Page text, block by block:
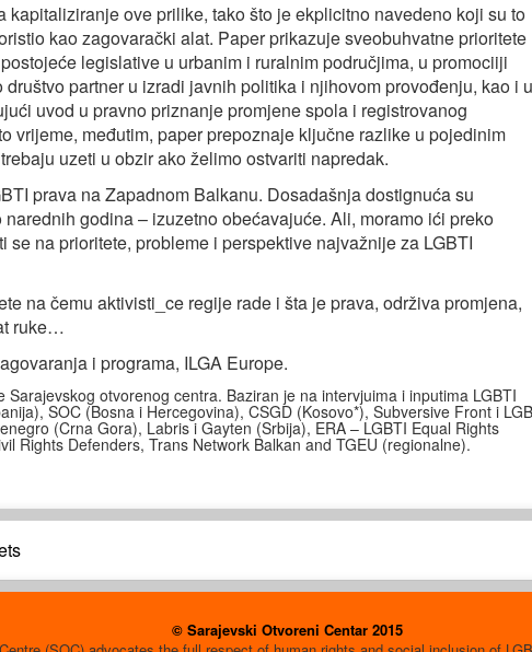
kapitaliziranje ove prilike, tako što je ekplicitno navedeno koji su to
kao zagovarački alat. Paper prikazuje sveobuhvatne prioritete
legislative u urbanim i ruralnim područjima, u promociiji
partner u izradi javnih politika i njihovom provođenju, kao i u
uvod u pravno priznanje promjene spola i registrovanog
vrijeme, međutim, paper prepoznaje ključne razlike u pojedinim
uzeti u obzir ako želimo ostvariti napredak.
prava na Zapadnom Balkanu. Dosadašnja dostignuća su
godina – izuzetno obećavajuće. Ali, moramo ići preko
se na prioritete, probleme i perspektive najvažnije za LGBTI
na čemu aktivisti_ce regije rade i šta je prava, održiva promjena,
ruke…
i programa, ILGA Europe.
otvorenog centra. Baziran je na intervjuima i inputima LGBTI
SOC (Bosna i Hercegovina), CSGD (Kosovo*), Subversive Front i
(Crna Gora), Labris i Gayten (Srbija), ERA – LGBTI Equal Rights
Rights Defenders, Trans Network Balkan and TGEU (regionalne).
© Sarajevski Otvoreni Centar 2015